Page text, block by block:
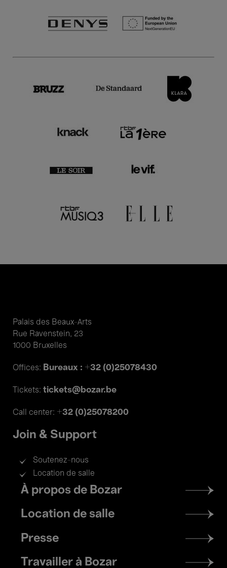
Palais des Beaux-Arts
Rue Ravenstein, 23
1000 Bruxelles
Offices: Bureaux : +32 (0)25078430
Tickets: tickets@bozar.be
Call center: +32 (0)25078200
Join & Support
Soutenez-nous
Location de salle
Footer
menu
À propos de Bozar
Location de salle
Presse
Travailler à Bozar